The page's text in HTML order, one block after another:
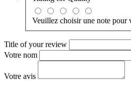
Veuillez choisir une note pour
Title of your review
Votre nom
Votre avis